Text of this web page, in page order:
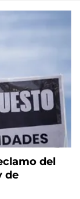
del
de